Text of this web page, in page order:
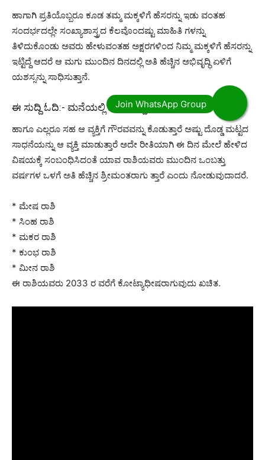
ಹಾಗಾಗಿ ಪ್ರತಿಯೊಬ್ಬರೂ ಕೂಡ ತಮ್ಮ ಮಕ್ಕಳಿಗೆ ಹೆಸರನ್ನು ಇಡು ವಂತಹ
ಸಂದರ್ಭದಲ್ಲೇ ಸಂಖ್ಯಾಶಾಸ್ತ್ರದ ಕೆಲವೊಂದಷ್ಟು ಮಾಹಿತಿ ಗಳನ್ನು
ತಿಳಿದುಕೊಂಡು ಅವರು ಹೇಳುವಂತಹ ಅಕ್ಷರಗಳಿಂದ ನಿಮ್ಮ ಮಕ್ಕಳಿಗೆ ಹೆಸರನ್ನು
ಇಟ್ಟಿದ್ದೆ ಆದರೆ ಆ ಮಗು ಮುಂದಿನ ದಿನದಲ್ಲಿ ಅತಿ ಹೆಚ್ಚಿನ ಅಭಿವೃದ್ಧಿ ಏಳಿಗೆ
ಯಶಸ್ಸನ್ನು ಸಾಧಿಸುತ್ತಾನೆ.
ಈ ಸುದ್ದಿ ಓದಿ:- ಮನೆಯಲ್ಲಿ ಜಿರಳೆ ಇದ್ದರೆ ಹೀಗೆ ಮಾಡಿ.!
ಹಾಗೂ ಎಲ್ಲರೂ ಸಹ ಆ ವ್ಯಕ್ತಿಗೆ ಗೌರವವನ್ನು ಕೊಡುತ್ತಾರೆ ಅಷ್ಟು ದೊಡ್ಡ ಮಟ್ಟದ
ಸಾಧನೆಯನ್ನು ಆ ವ್ಯಕ್ತಿ ಮಾಡುತ್ತಾರೆ ಅದೇ ರೀತಿಯಾಗಿ ಈ ದಿನ ಮೇಲೆ ಹೇಳಿದ
ವಿಷಯಕ್ಕೆ ಸಂಬಂಧಿಸಿದಂತೆ ಯಾವ ರಾಶಿಯವರು ಮುಂದಿನ ಒಂಬತ್ತು
ವರ್ಷಗಳ ಒಳಗೆ ಅತಿ ಹೆಚ್ಚಿನ ಶ್ರೀಮಂತರಾಗು ತ್ತಾರೆ ಎಂದು ನೋಡುವುದಾದರೆ.
* ಮೇಷ ರಾಶಿ
* ಸಿಂಹ ರಾಶಿ
* ಮಕರ ರಾಶಿ
* ಕುಂಭ ರಾಶಿ
* ಮೀನ ರಾಶಿ
ಈ ರಾಶಿಯವರು 2033 ರ ವರೆಗೆ ಕೋಟ್ಯಾಧೀಷರಾಗುವುದು ಖಚಿತ.